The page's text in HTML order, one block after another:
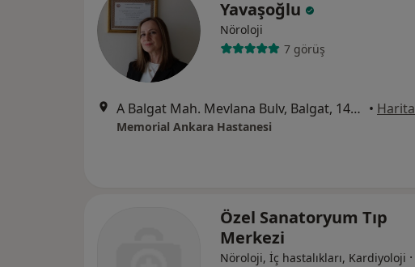
Yavaşoğlu
Nöroloji
7 görüş
A Balgat Mah. Mevlana Bulv, Balgat, 1422. Sk. No: 4, Ankara • Harita
Memorial Ankara Hastanesi
Özel Sanatoryum Tıp
Merkezi
Nöroloji, İç hastalıkları, Kardiyoloji ·